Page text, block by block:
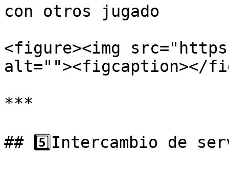
con otros jugado
<figure><img
alt=""><figcaption></
***
## 5️⃣Intercambio de